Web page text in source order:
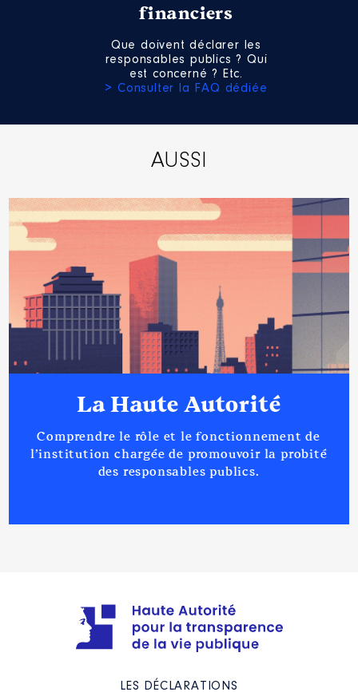
financiers
Que doivent déclarer les
responsables publics ? Qui
est concerné ? Etc.
> Consulter la FAQ dédiée
AUSSI
La Haute Autorité
Comprendre le rôle et le fonctionnement de
l’institution chargée de promouvoir la probité
des responsables publics.
LES DÉCLARATIONS